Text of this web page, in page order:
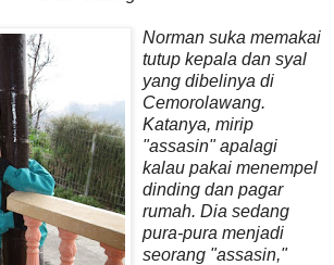
Norman suka memakai
tutup kepala dan syal
yang dibelinya di
Cemorolawang.
Katanya, mirip
"assasin" apalagi
kalau pakai menempel
dinding dan pagar
rumah. Dia sedang
pura-pura menjadi
seorang "assasin,"